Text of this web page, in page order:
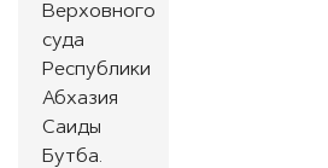
Верховного
суда
Республики
Абхазия
Саиды
Бутба.